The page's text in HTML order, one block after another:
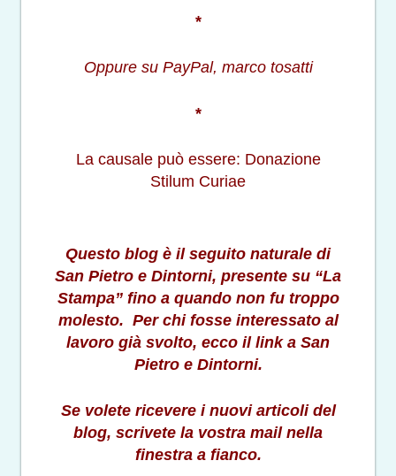
*
Oppure su PayPal, marco tosatti
*
La causale può essere: Donazione
Stilum Curiae
Questo blog è il seguito naturale di
San Pietro e Dintorni, presente su “La
Stampa” fino a quando non fu troppo
molesto. Per chi fosse interessato al
lavoro già svolto, ecco il link a San
Pietro e Dintorni.
Se volete ricevere i nuovi articoli del
blog, scrivete la vostra mail nella
finestra a fianco.